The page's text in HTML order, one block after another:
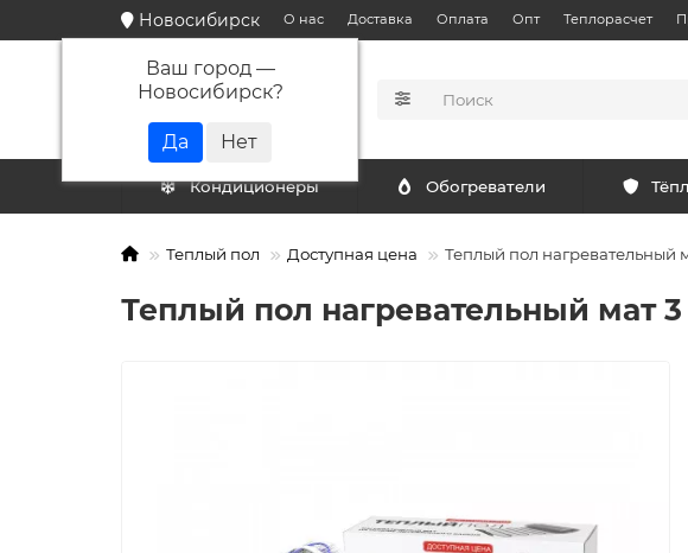
Новосибирск
Ваш город —
Новосибирск?
О нас Доставка Оплата Опт Теплорасчет
КАТАЛОГ
Кондиционеры Обогреватели
Теплый пол Доступная цена Теплый пол нагревательный
Теплый пол нагревательный мат